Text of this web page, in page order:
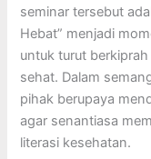
seminar tersebut
Hebat” menjadi
untuk turut
sehat. Dalam
pihak berupaya
agar senantiasa
literasi kesehatan.